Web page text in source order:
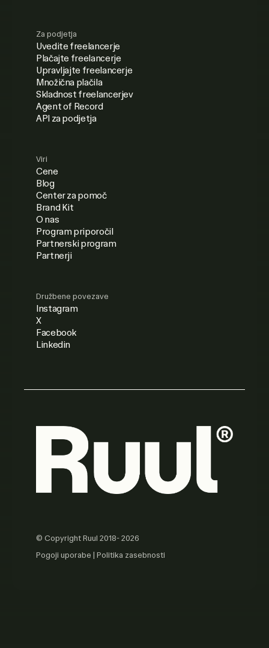
Za podjetja
Uvedite freelancerje
Plačajte freelancerje
Upravljajte freelancerje
Množična plačila
Skladnost freelancerjev
Agent of Record
API za podjetja
Viri
Cene
Blog
Center za pomoč
Brand Kit
O nas
Program priporočil
Partnerski program
Partnerji
© Copyright Ruul 2018- 2026
Pogoji uporabe | Politika zasebnosti
Družbene povezave
Instagram
X
Facebook
Linkedin